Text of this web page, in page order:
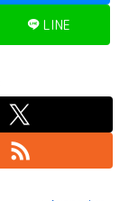
LINE